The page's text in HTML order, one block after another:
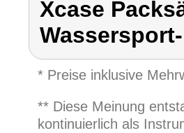
Xcase
* Preise inklusive
** Diese Meinung
kontinuierlich als